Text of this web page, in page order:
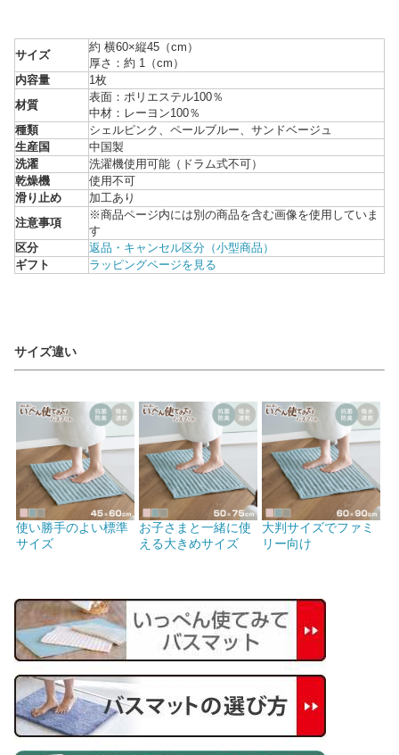
サイズ
約 横60×縦45（cm）
厚さ：約 1（cm）
内容量
1枚
材質
表面：ポリエステル100％
中材：レーヨン100％
種類
シェルピンク、ペールブルー、サンドベージュ
生産国
中国製
洗濯
洗濯機使用可能（ドラム式不可）
乾燥機
使用不可
滑り止め
加工あり
注意事項
※商品ページ内には別の商品を含む画像を使用していま
す
区分
返品・キャンセル区分（小型商品）
ギフト
ラッピングページを見る
サイズ違い
使い勝手のよい標準
サイズ
お子さまと一緒に使
える大きめサイズ
大判サイズでファミ
リー向け